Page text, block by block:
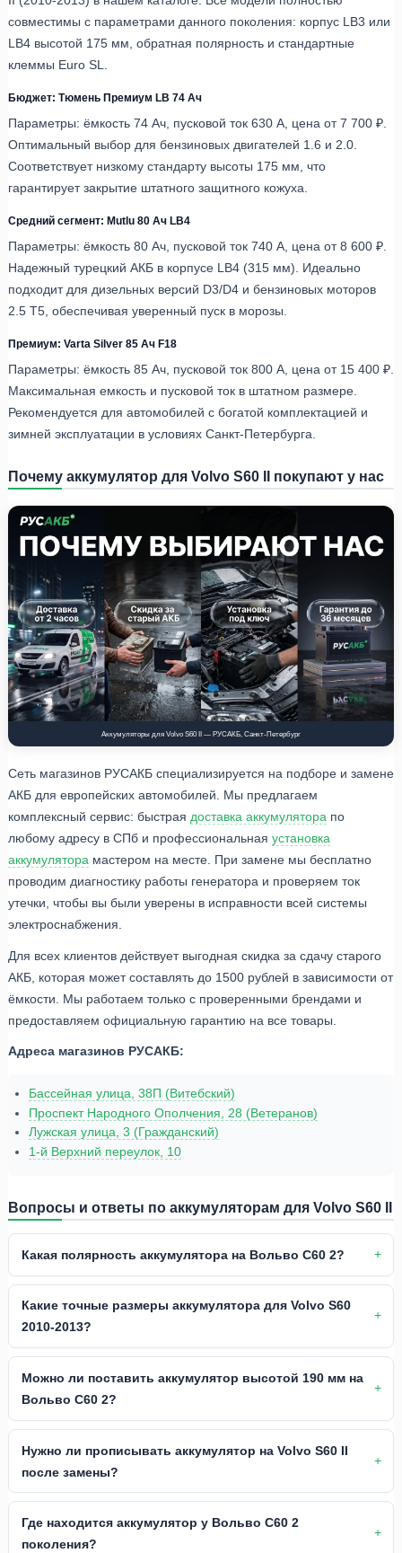
совместимы с параметрами данного поколения: корпус LB3 или
LB4 высотой 175 мм, обратная полярность и стандартные
клеммы Euro SL.
Бюджет: Тюмень Премиум LB 74 Ач
Параметры: ёмкость 74 Ач, пусковой ток 630 А, цена от 7 700 ₽.
Оптимальный выбор для бензиновых двигателей 1.6 и 2.0.
Соответствует низкому стандарту высоты 175 мм, что
гарантирует закрытие штатного защитного кожуха.
Средний сегмент: Mutlu 80 Ач LB4
Параметры: ёмкость 80 Ач, пусковой ток 740 А, цена от 8 600 ₽.
Надежный турецкий АКБ в корпусе LB4 (315 мм). Идеально
подходит для дизельных версий D3/D4 и бензиновых моторов
2.5 T5, обеспечивая уверенный пуск в морозы.
Премиум: Varta Silver 85 Ач F18
Параметры: ёмкость 85 Ач, пусковой ток 800 А, цена от 15 400 ₽.
Максимальная емкость и пусковой ток в штатном размере.
Рекомендуется для автомобилей с богатой комплектацией и
зимней эксплуатации в условиях Санкт-Петербурга.
Почему аккумулятор для Volvo S60 II покупают у нас
Аккумуляторы для Volvo S60 II — РУСАКБ, Санкт-Петербург
Сеть магазинов РУСАКБ специализируется на подборе и замене
АКБ для европейских автомобилей. Мы предлагаем
комплексный сервис: быстрая доставка аккумулятора по
любому адресу в СПб и профессиональная установка
аккумулятора мастером на месте. При замене мы бесплатно
проводим диагностику работы генератора и проверяем ток
утечки, чтобы вы были уверены в исправности всей системы
электроснабжения.
Для всех клиентов действует выгодная скидка за сдачу старого
АКБ, которая может составлять до 1500 рублей в зависимости от
ёмкости. Мы работаем только с проверенными брендами и
предоставляем официальную гарантию на все товары.
Адреса магазинов РУСАКБ:
Бассейная улица, 38П (Витебский)
Проспект Народного Ополчения, 28 (Ветеранов)
Лужская улица, 3 (Гражданский)
1-й Верхний переулок, 10
Вопросы и ответы по аккумуляторам для Volvo S60 II
Какая полярность аккумулятора на Вольво С60 2?
Какие точные размеры аккумулятора для Volvo S60
2010-2013?
Можно ли поставить аккумулятор высотой 190 мм на
Вольво С60 2?
Нужно ли прописывать аккумулятор на Volvo S60 II
после замены?
Где находится аккумулятор у Вольво С60 2
поколения?